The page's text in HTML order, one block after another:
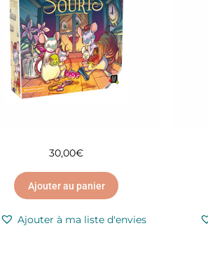
30,00€
Ajouter au panier
Ajouter à ma liste d'envies